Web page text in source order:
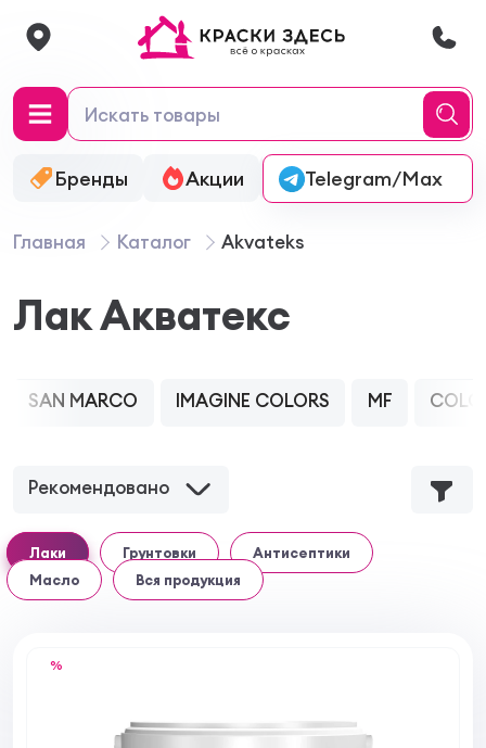
Бренды Акции Онлайн-колеровка
Telegram/Max
Главная Каталог Akvateks
Лак Акватекс
Рекомендовано
Лаки Грунтовки
Антисептики
Масло
Вся продукция
%
SAN MARCO IMAGINE COLORS MF